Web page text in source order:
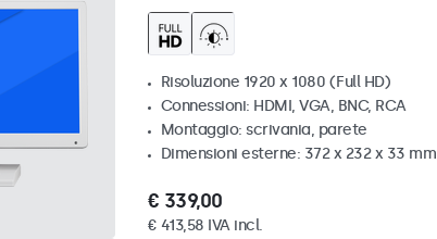
Risoluzione 1920 x 1080 (Full HD)
Connessioni: HDMI, VGA, BNC, RCA
Montaggio: scrivania, parete
Dimensioni esterne: 372 x 232 x 33 mm
€ 339,00
€ 413,58 IVA incl.